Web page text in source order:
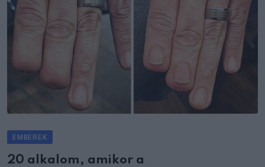
EMBEREK
20 alkalom, amikor a